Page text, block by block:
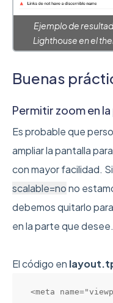
Ejemplo de
Lighthouse en el
Buenas
Permitir zoom en
Es probable que
ampliar la pantalla
con mayor facilidad.
scalable=nono
debemos quitarlo
en la parte que desee.
El código en
<meta